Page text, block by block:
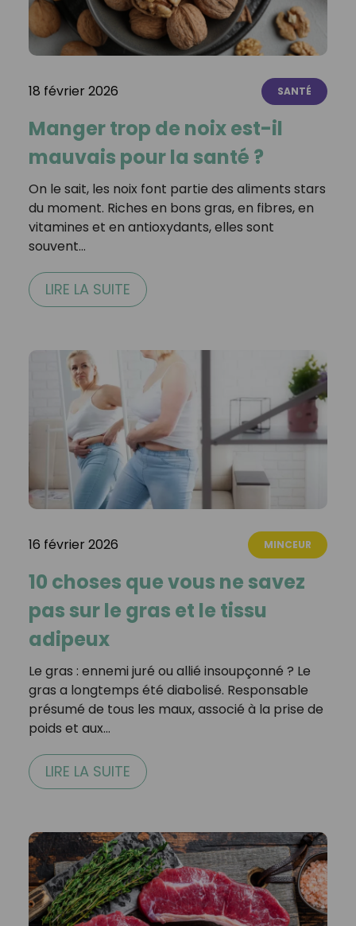
18 février 2026 SANTÉ
Manger trop de noix est-il
mauvais pour la santé ?
On le sait, les noix font partie des aliments stars
du moment. Riches en bons gras, en fibres, en
vitamines et en antioxydants, elles sont
souvent…
LIRE LA SUITE
16 février 2026 MINCEUR
10 choses que vous ne savez
pas sur le gras et le tissu
adipeux
Le gras : ennemi juré ou allié insoupçonné ? Le
gras a longtemps été diabolisé. Responsable
présumé de tous les maux, associé à la prise de
poids et aux…
LIRE LA SUITE